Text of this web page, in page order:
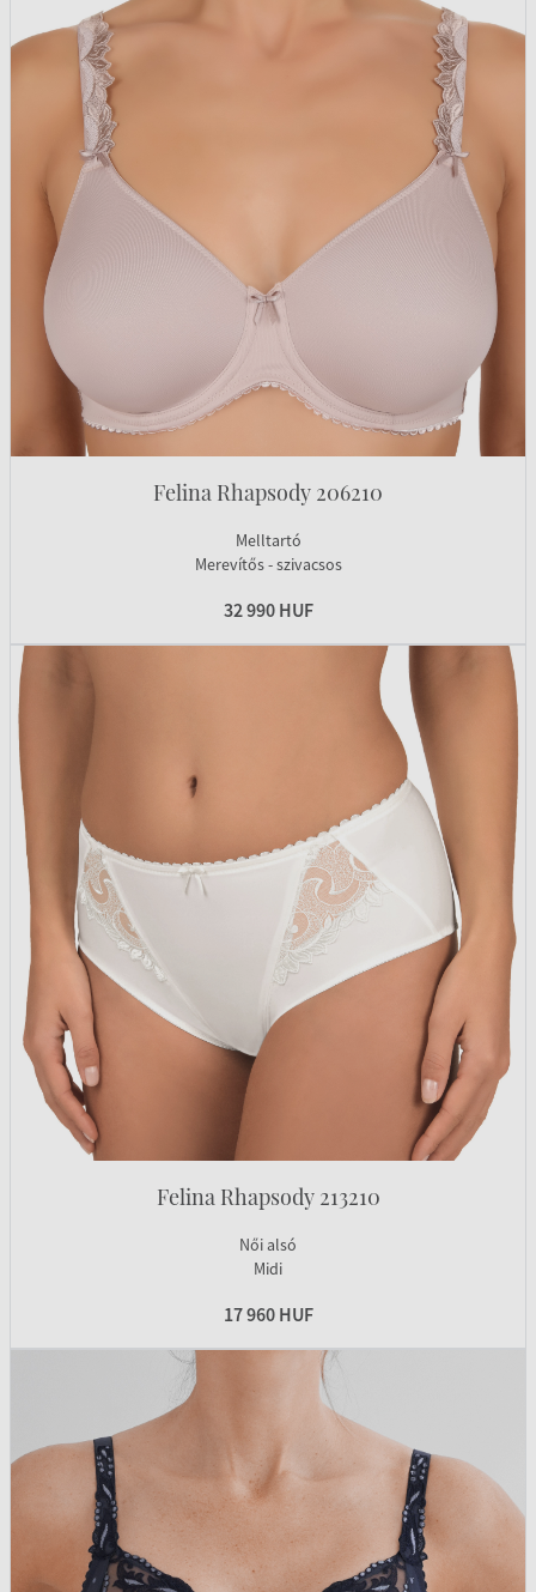
Felina Rhapsody 206210
Melltartó
Merevítős - szivacsos
32 990 HUF
Felina Rhapsody 213210
Női alsó
Midi
17 960 HUF